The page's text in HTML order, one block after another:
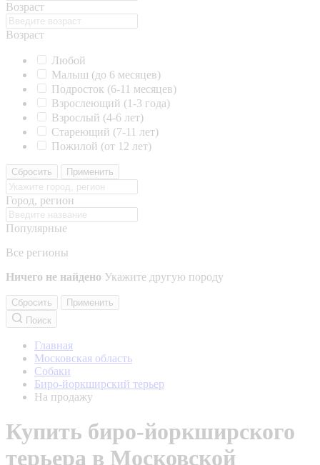
Возраст
Возраст
Любой
Малыш (до 6 месяцев)
Подросток (6-11 месяцев)
Взрослеющий (1-3 года)
Взрослый (4-6 лет)
Стареющий (7-11 лет)
Пожилой (от 12 лет)
Сбросить Применить
Город, регион
Популярные
Все регионы
Ничего не найдено Укажите другую породу
Сбросить
Применить
Поиск
Главная
Московская область
Собаки
Биро-йоркширский терьер
На продажу
Купить биро-йоркширского
терьера в Московской